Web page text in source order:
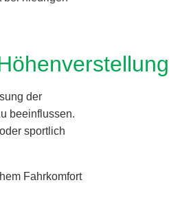
der
beeinflussen.
sportlich
Fahrkomfort